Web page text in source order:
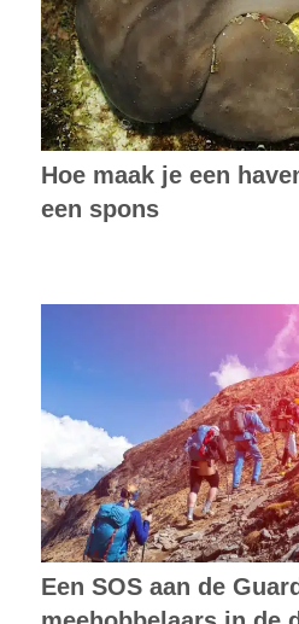
Hoe maak je een
een spons
Een SOS aan de